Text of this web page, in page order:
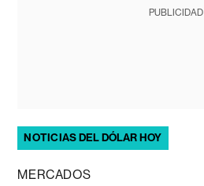
PUBLICIDAD
NOTICIAS DEL DÓLAR HOY
MERCADOS